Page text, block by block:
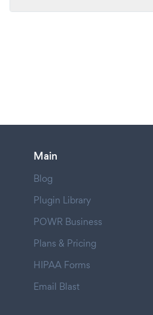
Main
Blog
Plugin Library
POWR Business
Plans & Pricing
HIPAA Forms
Email Blast